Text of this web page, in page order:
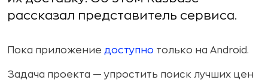
рассказал представитель сервиса.
Пока приложение доступно только на Android.
Задача проекта — упростить поиск лучших цен